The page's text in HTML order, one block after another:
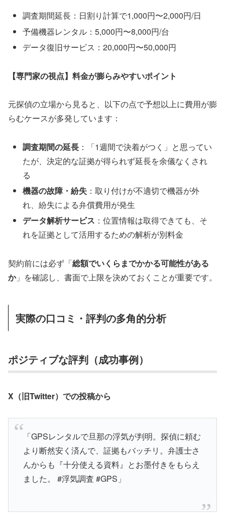
調査期間延長：日割り計算で1,000円〜2,000円/日
予備機器レンタル：5,000円〜8,000円/台
データ復旧サービス：20,000円〜50,000円
【専門家の視点】料金が膨らみやすいポイント
元探偵の立場から見ると、以下の点で予想以上に費用が膨
らむケースが多発しています：
調査期間の延長 ：「1週間で決着がつく」と思ってい
たが、決定的な証拠が得られず延長を余儀なくされ
る
機器の故障・紛失 ：取り付けが不適切で機器が外
れ、紛失による弁償費用が発生
データ解析サービス ：位置情報は取得できても、そ
れを証拠として活用するための解析が別料金
契約前には必ず「総額でいくらまでかかる可能性がある
か」を確認し、書面で上限を決めておくことが重要です。
実際の口コミ・評判の多角的分析
ポジティブな評判（成功事例）
X（旧Twitter）での投稿から
「GPSレンタルで旦那の浮気が判明。探偵に頼む
より断然安く済んで、証拠もバッチリ。弁護士さ
んからも『十分使える資料』とお墨付きをもらえ
ました。 #浮気調査 #GPS」